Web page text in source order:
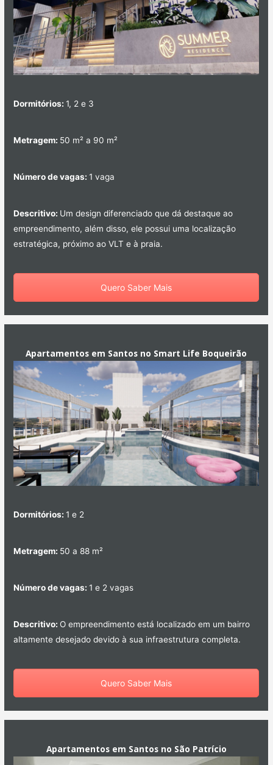
Dormitórios: 1, 2 e 3
Metragem: 50 m² a 90 m²
Número de vagas: 1 vaga
Descritivo: Um design diferenciado que dá destaque ao
empreendimento, além disso, ele possui uma localização
estratégica, próximo ao VLT e à praia.
Quero Saber Mais
Apartamentos em Santos no Smart Life Boqueirão
Dormitórios: 1 e 2
Metragem: 50 a 88 m²
Número de vagas: 1 e 2 vagas
Descritivo: O empreendimento está localizado em um bairro
altamente desejado devido à sua infraestrutura completa.
Quero Saber Mais
Apartamentos em Santos no São Patrício